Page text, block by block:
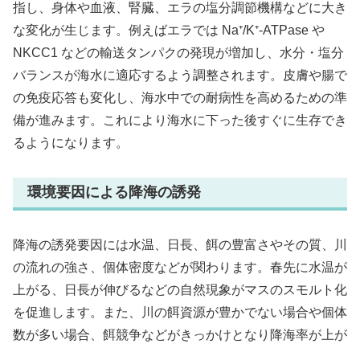
指し、身体や血液、腎臓、エラの塩分調節機構などに大き
な変化が生じます。例えばエラでは Na⁺/K⁺‐ATPase や
NKCC1 などの輸送タンパクの発現が増加し、水分・塩分
バランスが海水に適応するよう調整されます。皮膚や腸で
の免疫応答も変化し、海水中での耐病性を高めるための準
備が進みます。これにより海水に下った後すぐに生存でき
るようになります。
環境要因による降海の誘発
降海の誘発要因には水温、日長、餌の豊富さやその質、川
の流れの強さ、個体密度などが関わります。春先に水温が
上がる、日長が伸びるなどの自然現象がマスのスモルト化
を促進します。また、川の餌資源が豊かでない場合や個体
数が多い場合、餌競争などがきっかけとなり降海率が上が